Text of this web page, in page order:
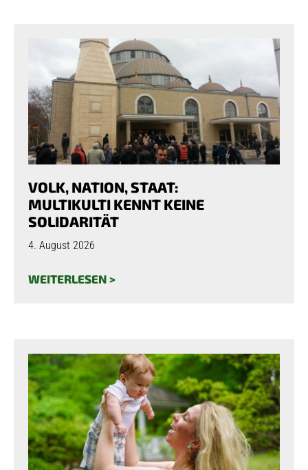
VOLK, NATION, STAAT:
MULTIKULTI KENNT KEINE
SOLIDARITÄT
4. August 2026
WEITERLESEN >